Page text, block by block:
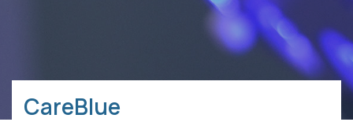
CareBlue